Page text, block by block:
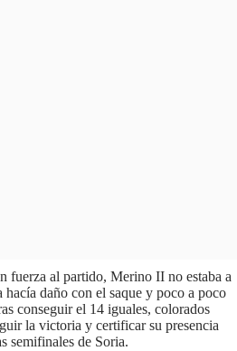
fuerza al partido, Merino II no estaba a
hacía daño con el saque y poco a poco
conseguir el 14 iguales, colorados
la victoria y certificar su presencia
semifinales de Soria.